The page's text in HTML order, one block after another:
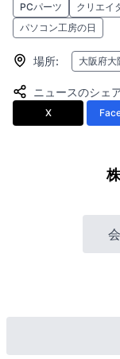
PCパーツ クリエイ
パソコン工房の日
場所: 大阪府大
ニュースのシェ
X